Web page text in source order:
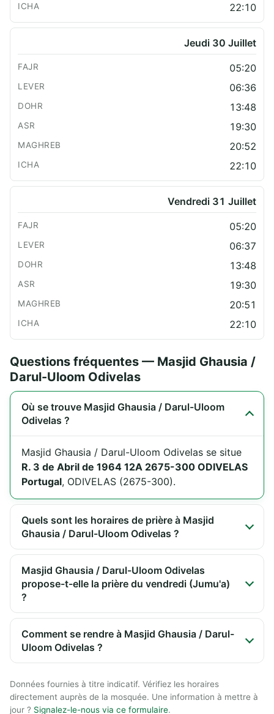
22:10
Jeudi 30 Juillet
05:20
06:36
13:48
19:30
20:52
22:10
Vendredi 31 Juillet
05:20
06:37
13:48
19:30
20:51
22:10
Questions fréquentes — Masjid Ghausia /
Darul-Uloom Odivelas
Où se trouve Masjid Ghausia / Darul-Uloom
Odivelas ?
Masjid Ghausia / Darul-Uloom Odivelas se situe
R. 3 de Abril de 1964 12A 2675-300 ODIVELAS
Portugal, ODIVELAS (2675-300).
Quels sont les horaires de prière à Masjid
Ghausia / Darul-Uloom Odivelas ?
Masjid Ghausia / Darul-Uloom Odivelas
propose-t-elle la prière du vendredi (Jumu'a)
?
Comment se rendre à Masjid Ghausia / Darul-
Uloom Odivelas ?
Données fournies à titre indicatif. Vérifiez les horaires
directement auprès de la mosquée. Une information à mettre à
jour ? Signalez-le-nous via ce formulaire.